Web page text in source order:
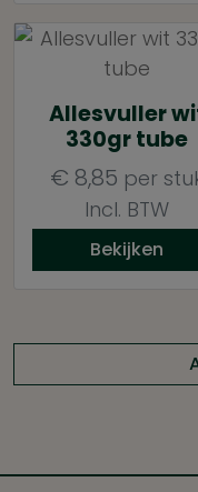
Allesvuller
330gr tube
€ 8,85 per
Incl. BTW
Bekijken